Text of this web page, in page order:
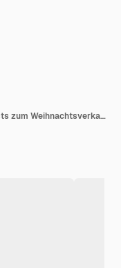
Designvorlage für Social-Media-Posts zum Weihnachtsverkauf